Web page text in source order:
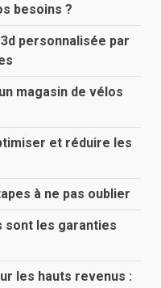
besoins ?
personnalisée par
magasin de vélos
et réduire les
à ne pas oublier
sont les garanties
les hauts revenus :